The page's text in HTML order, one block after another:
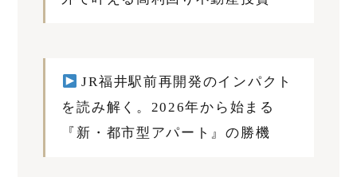
JR福井駅前再開発のインパクト
を読み解く。2026年から始まる
『新・都市型アパート』の勝機